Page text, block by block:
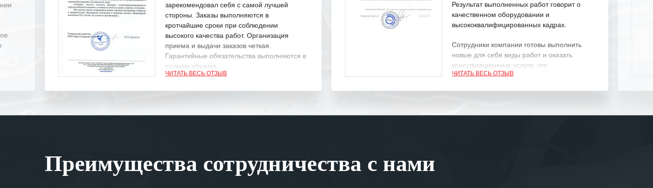
зарекомендовал себя с самой лучшей
стороны. Заказы выполняются в
кротчайшие сроки при соблюдении
высокого качества работ. Организация
приема и выдачи заказов четкая.
Гарантийные обязательства выполняются в
полном объеме.
Мы высоко ценим сложившиеся между
ЧИТАТЬ ВЕСЬ ОТЗЫВ
Результат выполненных работ говорит о
качественном оборудовании и
высококвалифицированных кадрах.
Сотрудники компании готовы выполнить
новые для себя виды работ и оказать
консультационные услуги, что
характеризует их как профессионалов
ответственного и надежного поставщика
ЧИТАТЬ ВЕСЬ ОТЗЫВ
Преимущества сотрудничества с нами